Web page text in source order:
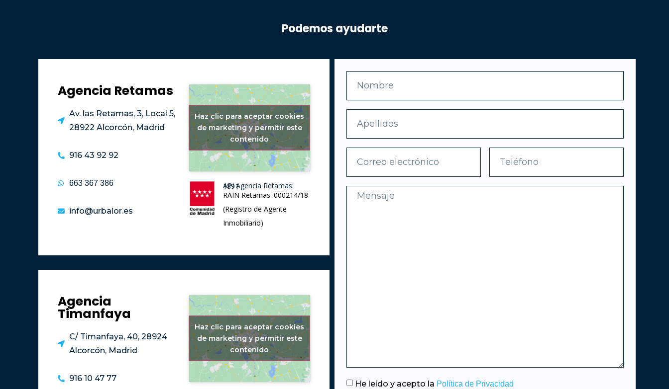
Podemos ayudarte
Agencia Retamas
Av. las Retamas, 3, Local 5,
28922 Alcorcón, Madrid
916 43 92 92
663 367 386
info@urbalor.es
Haz clic para aceptar cookies
de marketing y permitir este
contenido
API Agencia Retamas: 1891
RAIN Retamas: 000214/18
(Registro de Agente
Inmobiliario)
Agencia
Timanfaya
C/ Timanfaya, 40, 28924
Alcorcón, Madrid
916 10 47 77
Haz clic para aceptar cookies
de marketing y permitir este
contenido
He leído y acepto la Política de Privacidad